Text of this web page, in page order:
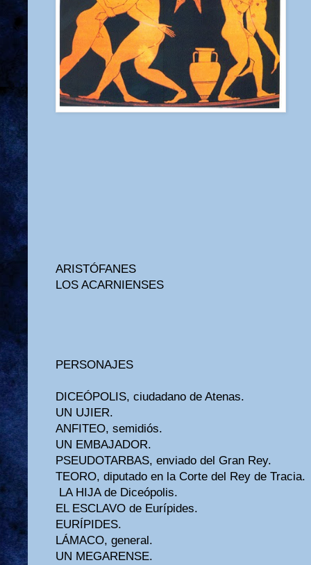
ARISTÓFANES
LOS ACARNIENSES
PERSONAJES
DICEÓPOLIS, ciudadano de Atenas.
UN UJIER.
ANFITEO, semidiós.
UN EMBAJADOR.
PSEUDOTARBAS, enviado del Gran Rey.
TEORO, diputado en la Corte del Rey de Tracia.
LA HIJA de Diceópolis.
EL ESCLAVO de Eurípides.
EURÍPIDES.
LÁMACO, general.
UN MEGARENSE.